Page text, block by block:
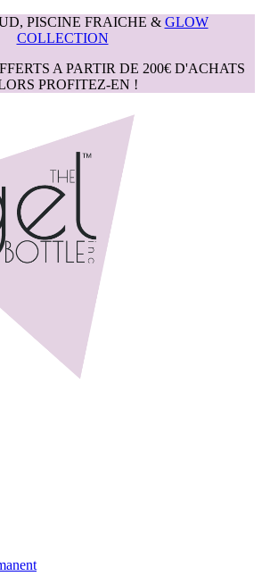
PISCINE FRAICHE & GLOW
COLLECTION
A PARTIR DE 200€ D'ACHATS
PROFITEZ-EN !